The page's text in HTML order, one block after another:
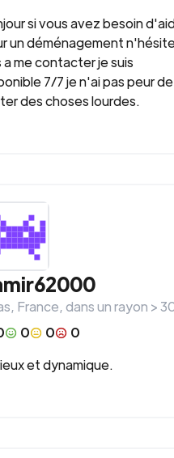
si vous avez besoin
un déménagement
a me contacter je suis
7/7 je n'ai pas peur de
des choses lourdes.
, France, dans un rayon >
0 0
0
et dynamique.